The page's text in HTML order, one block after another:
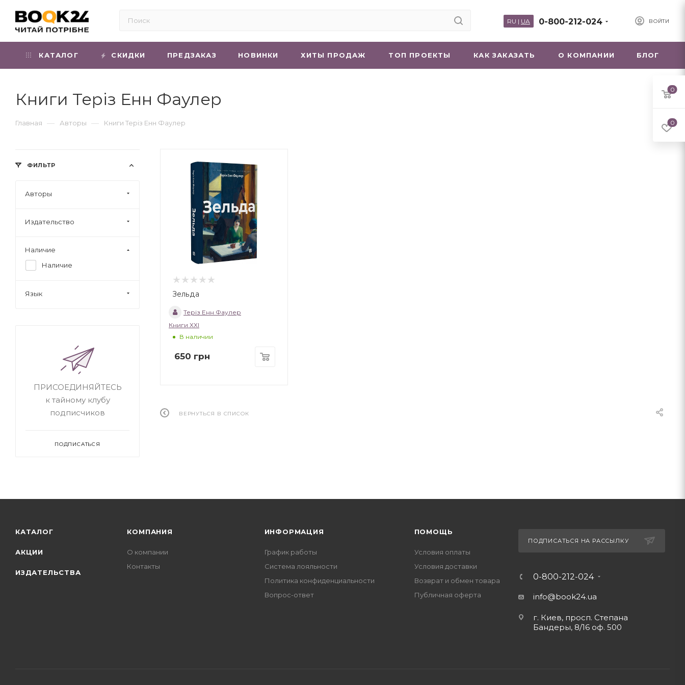
ВОЙТИ
0-800-212-024
RU | UA
КАТАЛОГ СКИДКИ ПРЕДЗАКАЗ НОВИНКИ ХИТЫ ПРОДАЖ ТОП ПРОЕКТЫ КАК ЗАКАЗАТЬ О КОМПАНИИ БЛОГ
Книги Теріз Енн Фаулер
Главная — Авторы — Книги Теріз Енн Фаулер
Зельда
Теріз Енн Фаулер
Книги ХХІ
В наличии
650 грн
ВЕРНУТЬСЯ В СПИСОК
ФИЛЬТР
Авторы
Издательство
Наличие
Наличие
Язык
ПРИСОЕДИНЯЙТЕСЬ
к тайному клубу
подписчиков
ПОДПИСАТЬСЯ
КАТАЛОГ
АКЦИИ
ИЗДАТЕЛЬСТВА
КОМПАНИЯ
О компании
Контакты
ИНФОРМАЦИЯ
График работы
Система лояльности
Политика конфиденциальности
Вопрос-ответ
ПОМОЩЬ
Условия оплаты
Условия доставки
Возврат и обмен товара
Публичная оферта
ПОДПИСАТЬСЯ НА РАССЫЛКУ
0-800-212-024
info@book24.ua
г. Киев, просп. Степана
Бандеры, 8/16 оф. 500
0
0